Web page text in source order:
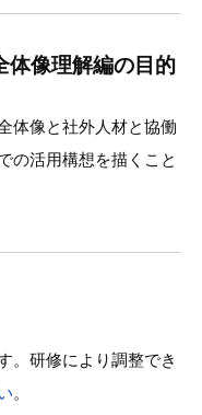
体像理解編の目的
体像と社外人材と協働
の活用構想を描くこと
。研修により調整でき
。